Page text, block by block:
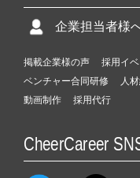
企業担当者様
掲載企業様の声 採用イベ
ベンチャー合同研修
人
動画制作
採用代行
CheerCareer